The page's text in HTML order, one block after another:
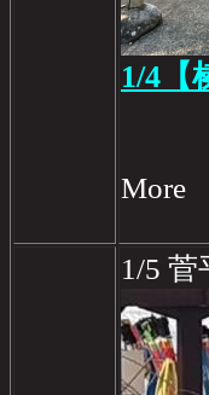
1/4【
1/5